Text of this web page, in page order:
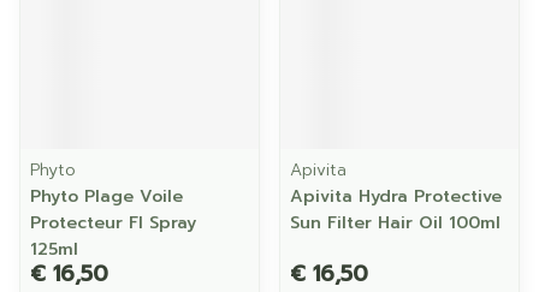
Phyto
Phyto Plage Voile
Protecteur Fl Spray
125ml
€ 16,50
Apivita
Apivita Hydra Protective
Sun Filter Hair Oil 100ml
€ 16,50